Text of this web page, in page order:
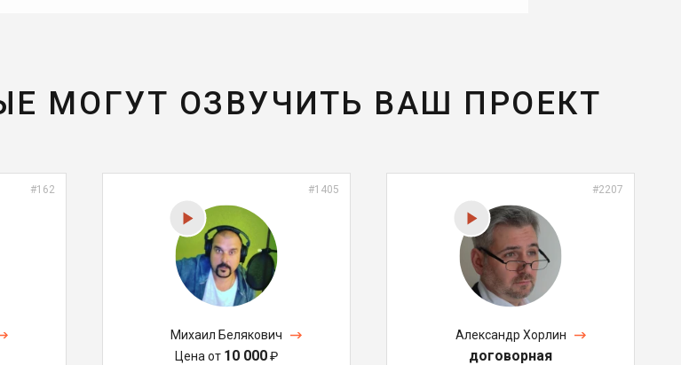
МОГУТ ОЗВУЧИТЬ ВАШ ПРОЕКТ
#162 #1405
Михаил Белякович
Цена от 10 000₽
#2207
Александр Хорлин
договорная